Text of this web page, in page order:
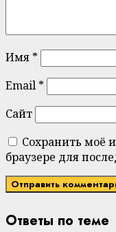
Имя *
Email *
Сайт
Сохранить моё
браузере для
Ответы по теме